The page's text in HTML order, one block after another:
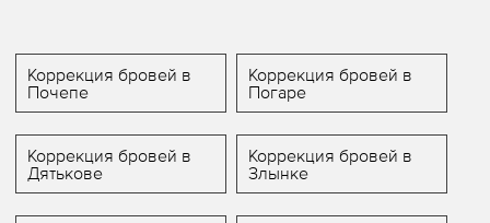
Коррекция бровей в
Почепе
Коррекция бровей в
Погаре
Коррекция бровей в
Дятькове
Коррекция бровей в
Злынке